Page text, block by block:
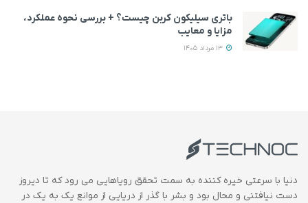
باتری سیلیکون کربن چیست؟ + بررسی نحوه عملکرد،
مزایا و معایب
دنیا با سرعتی خیره کننده به سمت تحقق رویاهایی می رود که تا دیروز
دست نیافتنی و محال بود و بشر با گذر از دریایی از موانع یک به یک در